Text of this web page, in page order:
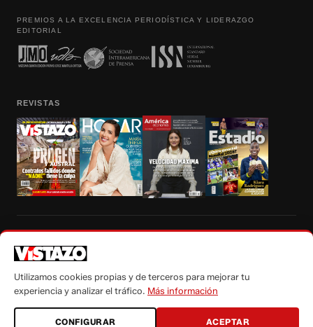
PREMIOS A LA EXCELENCIA PERIODÍSTICA Y LIDERAZGO
EDITORIAL
REVISTAS
autorización escrita de su titular, de todos los contenidos de Vistazo.com.
Utilizamos cookies propias y de terceros para mejorar tu
experiencia y analizar el tráfico. Más información
CONFIGURAR ACEPTAR